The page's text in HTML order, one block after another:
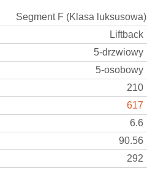
Segment F (Klasa luksusowa)
Liftback
5-drzwiowy
5-osobowy
210
617
6.6
90.56
292